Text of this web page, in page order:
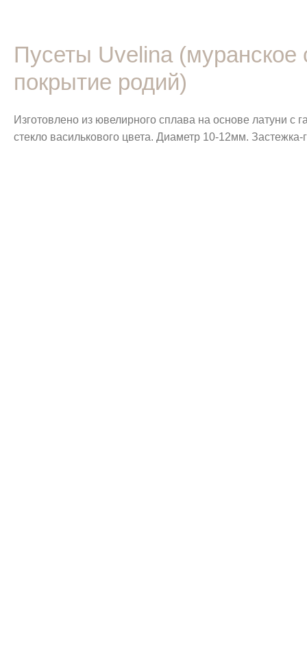
Пусеты Uvelina (муранское
покрытие родий)
Изготовлено из ювелирного сплава на основе латуни
стекло василькового цвета. Диаметр 10-12мм. Застежка-